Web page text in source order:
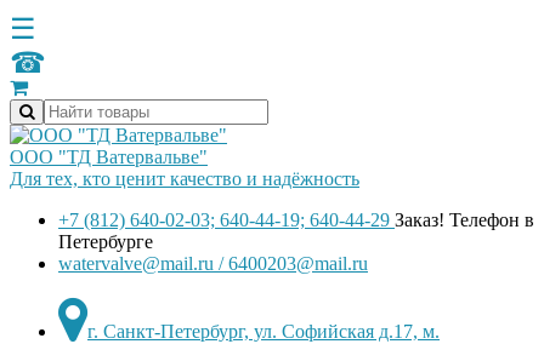
☰
☎
ООО "ТД Ватервальве"
Для тех, кто ценит качество и надёжность
+7 (812) 640-02-03; 640-44-19; 640-44-29 Заказ! Телефон в
Петербурге
watervalve@mail.ru / 6400203@mail.ru
г. Санкт-Петербург, ул. Софийская д.17, м.